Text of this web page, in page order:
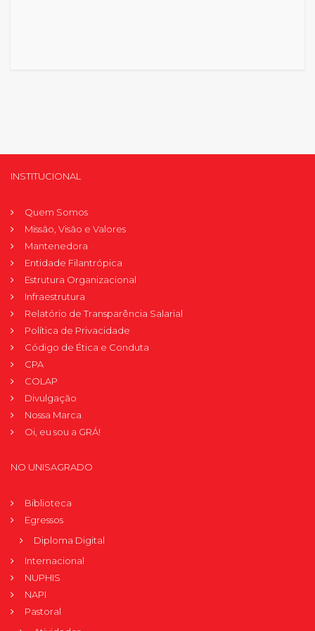
INSTITUCIONAL
Quem Somos
Missão, Visão e Valores
Mantenedora
Entidade Filantrópica
Estrutura Organizacional
Infraestrutura
Relatório de Transparência Salarial
Política de Privacidade
Código de Ética e Conduta
CPA
COLAP
Divulgação
Nossa Marca
Oi, eu sou a GRÁ!
NO UNISAGRADO
Biblioteca
Egressos
Diploma Digital
Internacional
NUPHIS
NAPI
Pastoral